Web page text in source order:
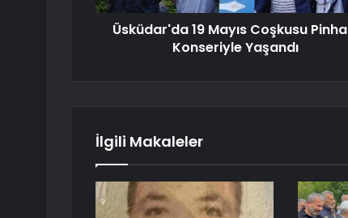
Üsküdar'da 19 Mayıs Coşkusu
Konseriyle Yaşandı
İlgili Makaleler